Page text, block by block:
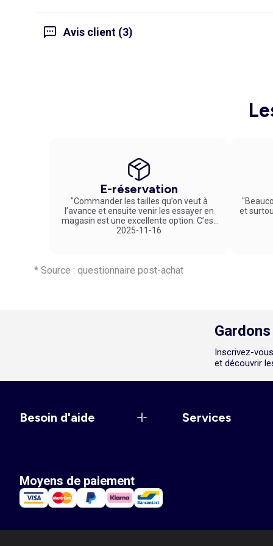
Avis client (3)
E-réservation
"Commander les tailles qu’on veut à
l’avance et ensuite venir les essayer en
magasin est une excellente option. C’est
un service vraiment pratique et agréable
2025-11-16
et
* Source : questionnaire post-achat
Inscrivez-
et découvrir
Besoin d'aide Services
Moyens de paiement